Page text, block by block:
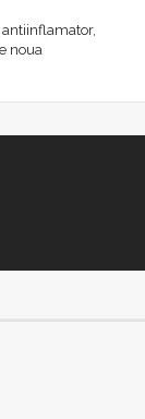
noua